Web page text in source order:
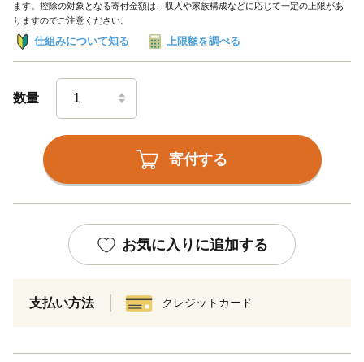
ます。控除の対象となる寄付金額は、収入や家族構成などに応じて一定の上限があ
りますのでご注意ください。
仕組みについて知る 上限額を調べる
数量
寄付する
お気に入りに追加する
支払い方法 クレジットカード